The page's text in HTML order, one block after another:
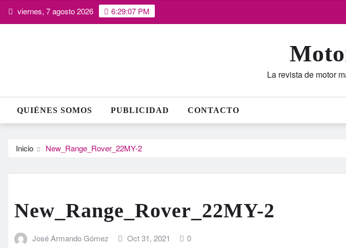
Saltar viernes, 7 agosto 2026 6:29:08 PM
La revista de motor
QUIÉNES SOMOS PUBLICIDAD CONTACTO
Inicio New_Range_Rover_22MY-2
New_Range_Rover_22MY-2
José Armando Gómez Oct 31, 2021 0